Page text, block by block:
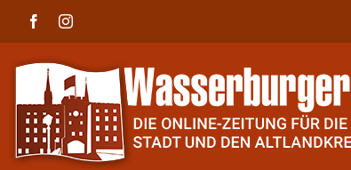
FacebookInstagram